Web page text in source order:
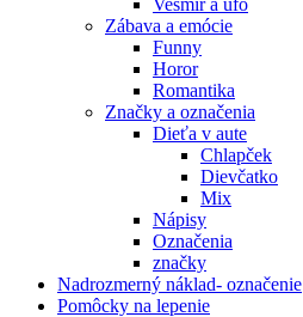
Vesmír a ufo
Zábava a emócie
Funny
Horor
Romantika
Značky a označenia
Dieťa v aute
Chlapček
Dievčatko
Mix
Nápisy
Označenia
značky
Nadrozmerný náklad- označenie
Pomôcky na lepenie